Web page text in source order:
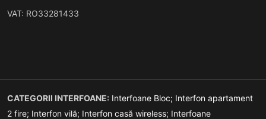
VAT: RO33281433
CATEGORII INTERFOANE: Interfoane Bloc; Interfon apartament
2 fire; Interfon vilă; Interfon casă wireless; Interfoane